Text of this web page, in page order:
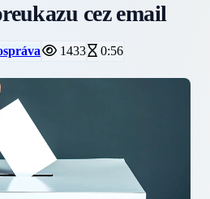
cez email
1433 0:56